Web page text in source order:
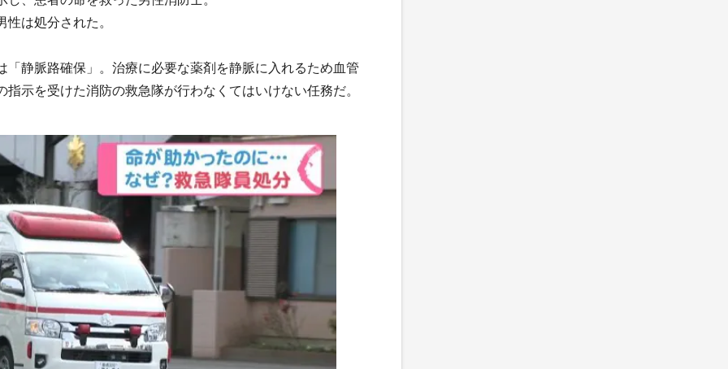
は処分された。
静脈路確保」。治療に必要な薬剤を静脈に入れるため血管
示を受けた消防の救急隊が行わなくてはいけない任務だ。